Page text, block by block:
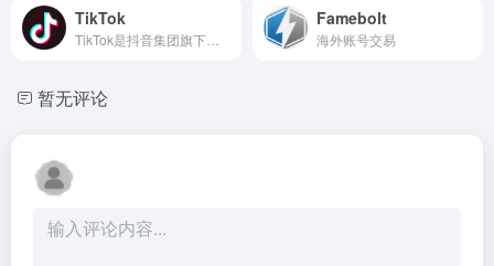
TikTok Famebolt
海外账号交易
暂无评论